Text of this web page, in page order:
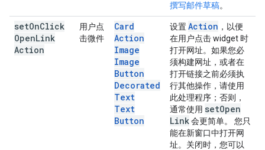
撰写邮件草稿。
setOnClick
OpenLink
Action
用户点
击微件
Card
Action
Image
Image
Button
Decorated
Text
Text
Button
设置Action ，以便
在用户点击 widget 时
打开网址。如果您必
须构建网址，或者在
打开链接之前必须执
行其他操作，请使用
此处理程序；否则，
通常使用 setOpen
Link会更简单。 您只
能在新窗口中打开网
址。关闭时，您可以